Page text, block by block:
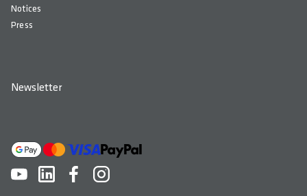
Notices
Press
Newsletter